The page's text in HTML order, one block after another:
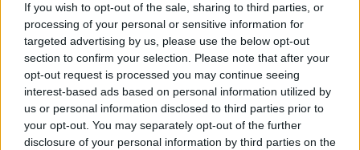
If you wish to opt-out of the sale, sharing to third parties, or
processing of your personal or sensitive information for
targeted advertising by us, please use the below opt-out
section to confirm your selection. Please note that after your
opt-out request is processed you may continue seeing
interest-based ads based on personal information utilized by
us or personal information disclosed to third parties prior to
your opt-out. You may separately opt-out of the further
disclosure of your personal information by third parties on the
Visi įrašai
Žiūrimiausi įrašai